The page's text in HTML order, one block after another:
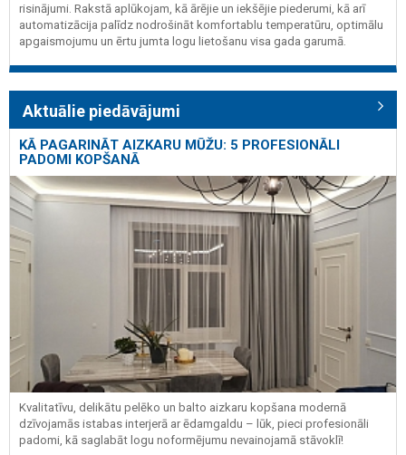
risinājumi. Rakstā aplūkojam, kā ārējie un iekšējie piederumi, kā arī
automatizācija palīdz nodrošināt komfortablu temperatūru, optimālu
apgaismojumu un ērtu jumta logu lietošanu visa gada garumā.
Aktuālie piedāvājumi
KĀ PAGARINĀT AIZKARU MŪŽU: 5 PROFESIONĀLI
PADOMI KOPŠANĀ
Kvalitatīvu, delikātu pelēko un balto aizkaru kopšana modernā
dzīvojamās istabas interjerā ar ēdamgaldu – lūk, pieci profesionāli
padomi, kā saglabāt logu noformējumu nevainojamā stāvoklī!